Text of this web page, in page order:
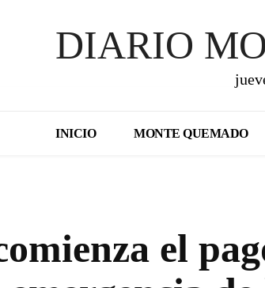
DIARIO
INICIO MONTE QUEMADO
el